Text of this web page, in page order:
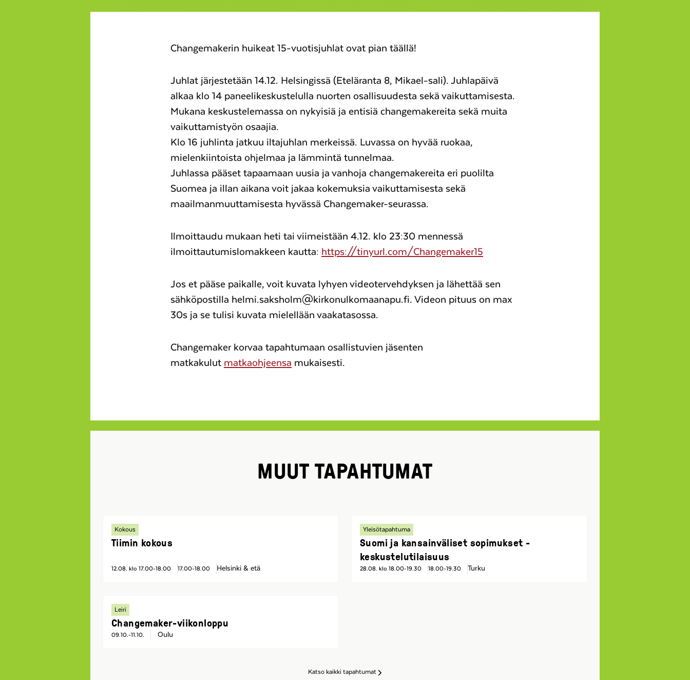
Changemakerin huikeat 15-vuotisjuhlat ovat pian täällä!
Juhlat järjestetään 14.12. Helsingissä (Eteläranta 8, Mikael-sali). Juhlapäivä
alkaa klo 14 paneelikeskustelulla nuorten osallisuudesta sekä vaikuttamisesta.
Mukana keskustelemassa on nykyisiä ja entisiä changemakereita sekä muita
vaikuttamistyön osaajia.
Klo 16 juhlinta jatkuu iltajuhlan merkeissä. Luvassa on hyvää ruokaa,
mielenkiintoista ohjelmaa ja lämmintä tunnelmaa.
Juhlassa pääset tapaamaan uusia ja vanhoja changemakereita eri puolilta
Suomea ja illan aikana voit jakaa kokemuksia vaikuttamisesta sekä
maailmanmuuttamisesta hyvässä Changemaker-seurassa.
Ilmoittaudu mukaan heti tai viimeistään 4.12. klo 23:30 mennessä
ilmoittautumislomakkeen kautta: https://tinyurl.com/Changemaker15
Jos et pääse paikalle, voit kuvata lyhyen videotervehdyksen ja lähettää sen
sähköpostilla helmi.saksholm@kirkonulkomaanapu.fi. Videon pituus on max
30s ja se tulisi kuvata mielellään vaakatasossa.
Changemaker korvaa tapahtumaan osallistuvien jäsenten
matkakulut matkaohjeensa mukaisesti.
MUUT TAPAHTUMAT
Kokous
Tiimin kokous
12.08. klo 17.00-18.00 17.00-18.00 Helsinki & etä
Yleisötapahtuma
Suomi ja kansainväliset sopimukset -
keskustelutilaisuus
28.08. klo 18.00-19.30 18.00-19.30 Turku
Leiri
Changemaker-viikonloppu
09.10.-11.10. Oulu
Katso kaikki tapahtumat